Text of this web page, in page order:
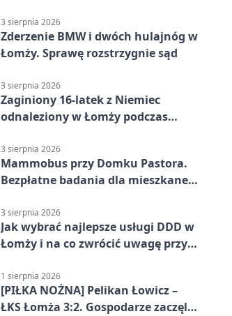
3 sierpnia 2026
Zderzenie BMW i dwóch hulajnóg w
Łomży. Sprawę rozstrzygnie sąd
3 sierpnia 2026
Zaginiony 16-latek z Niemiec
odnaleziony w Łomży podczas
3 sierpnia 2026
Mammobus przy Domku Pastora.
Bezpłatne badania dla mieszkanek
3 sierpnia 2026
Jak wybrać najlepsze usługi DDD w
Łomży i na co zwrócić uwagę przy
1 sierpnia 2026
[PIŁKA NOŻNA] Pelikan Łowicz –
ŁKS Łomża 3:2. Gospodarze zaczęli